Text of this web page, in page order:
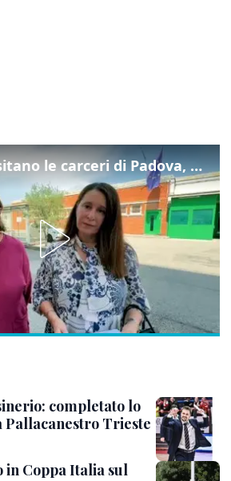
Gli avvocati visitano le carceri di Padova, ecco cosa hanno trovato
completato lo
Pallacanestro Trieste
in Coppa Italia sul